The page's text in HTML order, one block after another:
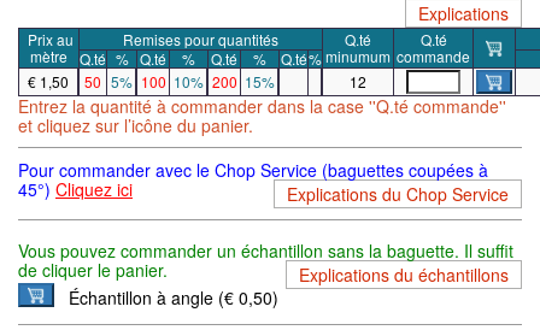
Explications
Prixau
mètre
Remises pour quantités
Q.té
minumum
Q.té
commande
Q.té % Q.té % Q.té % Q.té%
€ 1,50
50 5% 100 10% 200 15% 12
Entrez la quantité à commander dans la case ''Q.té commande''
et cliquez sur l’icône du panier.
Pour commander avec le Chop Service (baguettes coupées à
45°) Cliquez ici Explications du Chop Service
Vous pouvez commander un échantillon sans la baguette. Il suffit
de cliquer le panier.
Explications du échantillons
Échantillon à angle (€ 0,50)